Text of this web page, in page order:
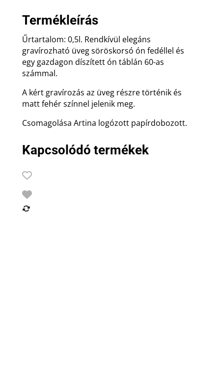
mintával
mennyiség
Termékleírás
Űrtartalom: 0,5l. Rendkívül elegáns
gravírozható üveg söröskorsó ón fedéllel és
egy gazdagon díszített ón táblán 60-as
számmal.
A kért gravírozás az üveg részre történik és
matt fehér színnel jelenik meg.
Csomagolása Artina logózott papírdobozott.
Kapcsolódó termékek